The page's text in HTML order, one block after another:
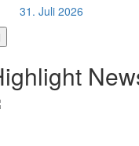
31. Juli 2026